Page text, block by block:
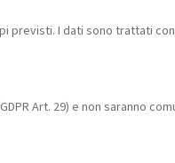
previsti. I dati sono trattati
Art. 29) e non saranno